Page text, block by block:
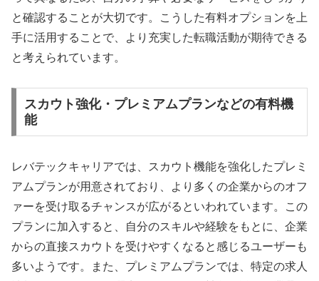
と確認することが大切です。こうした有料オプションを上
手に活用することで、より充実した転職活動が期待できる
と考えられています。
スカウト強化・プレミアムプランなどの有料機
能
レバテックキャリアでは、スカウト機能を強化したプレミ
アムプランが用意されており、より多くの企業からのオフ
ァーを受け取るチャンスが広がるといわれています。この
プランに加入すると、自分のスキルや経験をもとに、企業
からの直接スカウトを受けやすくなると感じるユーザーも
多いようです。また、プレミアムプランでは、特定の求人